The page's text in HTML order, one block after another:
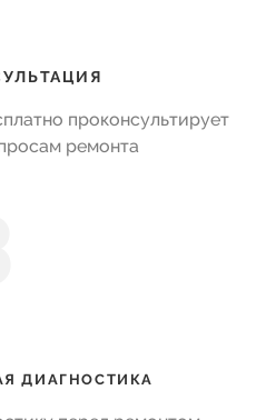
проконсультирует
ремонта
ДИАГНОСТИКА